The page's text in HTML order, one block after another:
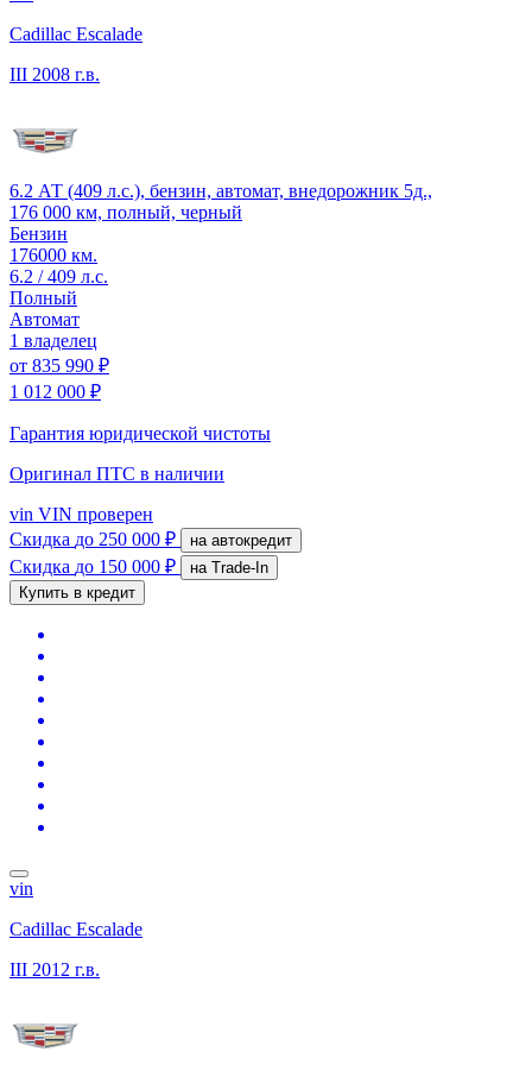
Cadillac Escalade
III 2008 г.в.
6.2 АТ (409 л.с.), бензин, автомат, внедорожник 5д.,
176 000 км, полный, черный
Бензин
176000 км.
6.2 / 409 л.с.
Полный
Автомат
1 владелец
от 835 990 ₽
1 012 000 ₽
Гарантия юридической чистоты
Оригинал ПТС в наличии
vin VIN проверен
Скидка до 250 000 ₽ на автокредит
Скидка до 150 000 ₽
на Trade-In
Купить в кредит
vin
Cadillac Escalade
III 2012 г.в.